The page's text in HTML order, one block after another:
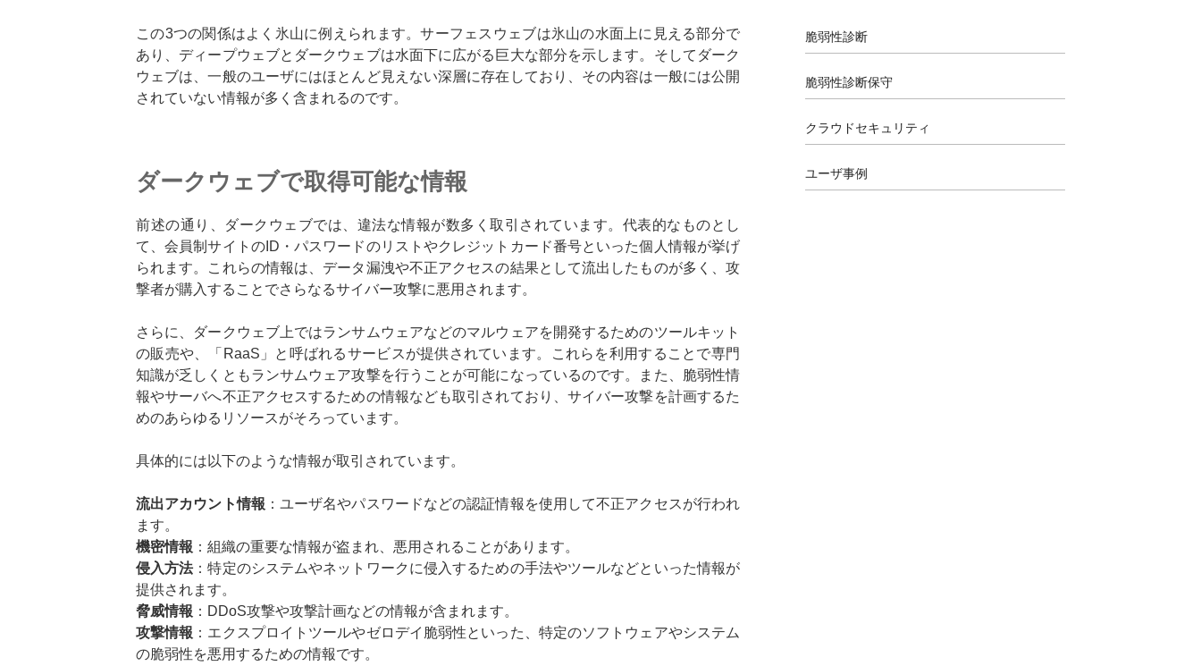
この3つの関係はよく氷山に例えられます。サーフェスウェブは氷山の水面上に見える部分で
あり、ディープウェブとダークウェブは水面下に広がる巨大な部分を示します。そしてダーク
ウェブは、一般のユーザにはほとんど見えない深層に存在しており、その内容は一般には公開
されていない情報が多く含まれるのです。
ダークウェブで取得可能な情報
前述の通り、ダークウェブでは、違法な情報が数多く取引されています。代表的なものとし
て、会員制サイトのID・パスワードのリストやクレジットカード番号といった個人情報が挙げ
られます。これらの情報は、データ漏洩や不正アクセスの結果として流出したものが多く、攻
撃者が購入することでさらなるサイバー攻撃に悪用されます。
さらに、ダークウェブ上ではランサムウェアなどのマルウェアを開発するためのツールキット
の販売や、「RaaS」と呼ばれるサービスが提供されています。これらを利用することで専門
知識が乏しくともランサムウェア攻撃を行うことが可能になっているのです。また、脆弱性情
報やサーバへ不正アクセスするための情報なども取引されており、サイバー攻撃を計画するた
めのあらゆるリソースがそろっています。
具体的には以下のような情報が取引されています。
流出アカウント情報 ：ユーザ名やパスワードなどの認証情報を使用して不正アクセスが行われ
ます。
機密情報 ：組織の重要な情報が盗まれ、悪用されることがあります。
侵入方法：特定のシステムやネットワークに侵入するための手法やツールなどといった情報が
提供されます。
脅威情報 ：DDoS攻撃や攻撃計画などの情報が含まれます。
攻撃情報 ：エクスプロイトツールやゼロデイ脆弱性といった、特定のソフトウェアやシステム
の脆弱性を悪用するための情報です。
k
m
脆弱性診断
脆弱性診断保守
クラウドセキュリティ
ユーザ事例